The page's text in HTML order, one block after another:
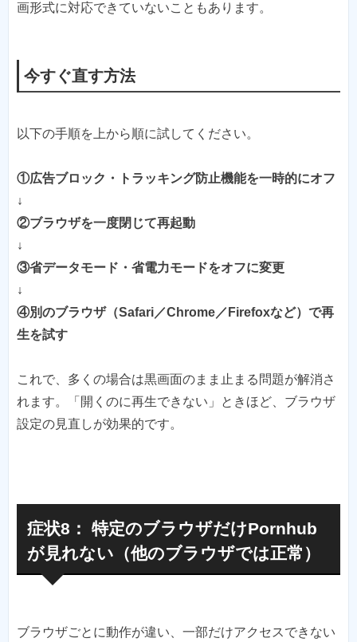
画形式に対応できていないこともあります。
今すぐ直す方法
以下の手順を上から順に試してください。
①広告ブロック・トラッキング防止機能を一時的にオフ
↓
②ブラウザを一度閉じて再起動
↓
③省データモード・省電力モードをオフに変更
↓
④別のブラウザ（Safari／Chrome／Firefoxなど）で再
生を試す
これで、多くの場合は黒画面のまま止まる問題が解消さ
れます。「開くのに再生できない」ときほど、ブラウザ
設定の見直しが効果的です。
症状8： 特定のブラウザだけPornhub
が見れない（他のブラウザでは正常）
ブラウザごとに動作が違い、一部だけアクセスできない